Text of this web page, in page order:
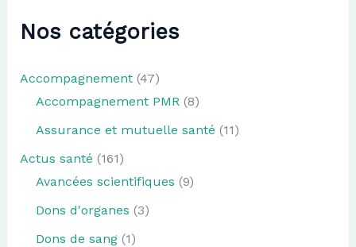
Nos catégories
Accompagnement(47)
Accompagnement PMR(8)
Assurance et mutuelle santé (11)
Actus santé (161)
Avancées scientifiques (9)
Dons d'organes (3)
Dons de sang(1)